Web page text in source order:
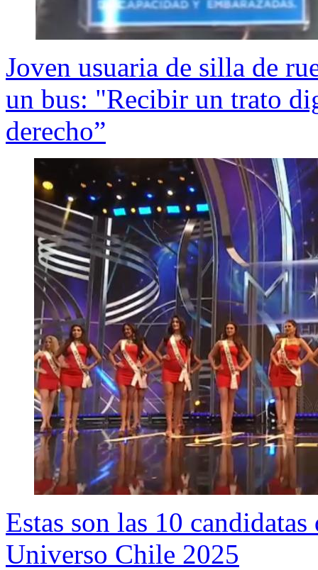
Joven usuaria de silla de
un bus: "Recibir un trato
derecho”
Estas son las 10
Universo Chile 2025